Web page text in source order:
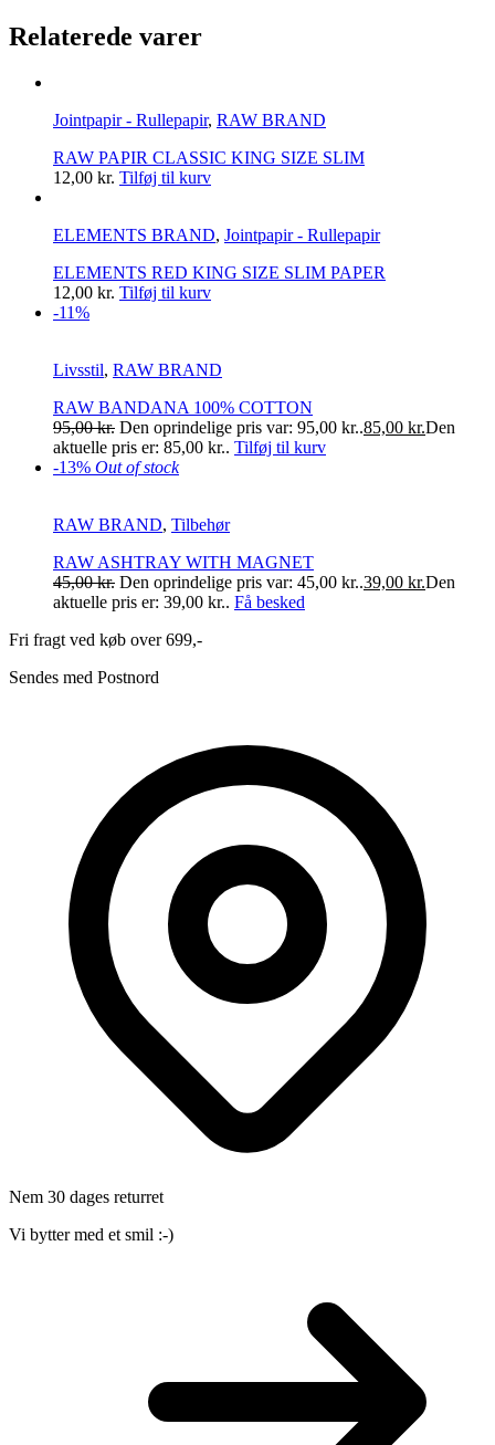
Relaterede varer
Jointpapir - Rullepapir, RAW BRAND
RAW PAPIR CLASSIC KING SIZE SLIM
12,00 kr. Tilføj til kurv
ELEMENTS BRAND, Jointpapir - Rullepapir
ELEMENTS RED KING SIZE SLIM PAPER
12,00 kr. Tilføj til kurv
-11%
Livsstil, RAW BRAND
RAW BANDANA 100% COTTON
95,00kr. Den oprindelige pris var: 95,00 kr..85,00 kr.Den
aktuelle pris er: 85,00 kr.. Tilføj til kurv
-13% Out of stock
RAW BRAND, Tilbehør
RAW ASHTRAY WITH MAGNET
45,00kr. Den oprindelige pris var: 45,00 kr..39,00 kr.Den
aktuelle pris er: 39,00 kr.. Få besked
Fri fragt ved køb over 699,-
Sendes med Postnord
Nem 30 dages returret
Vi bytter med et smil :-)